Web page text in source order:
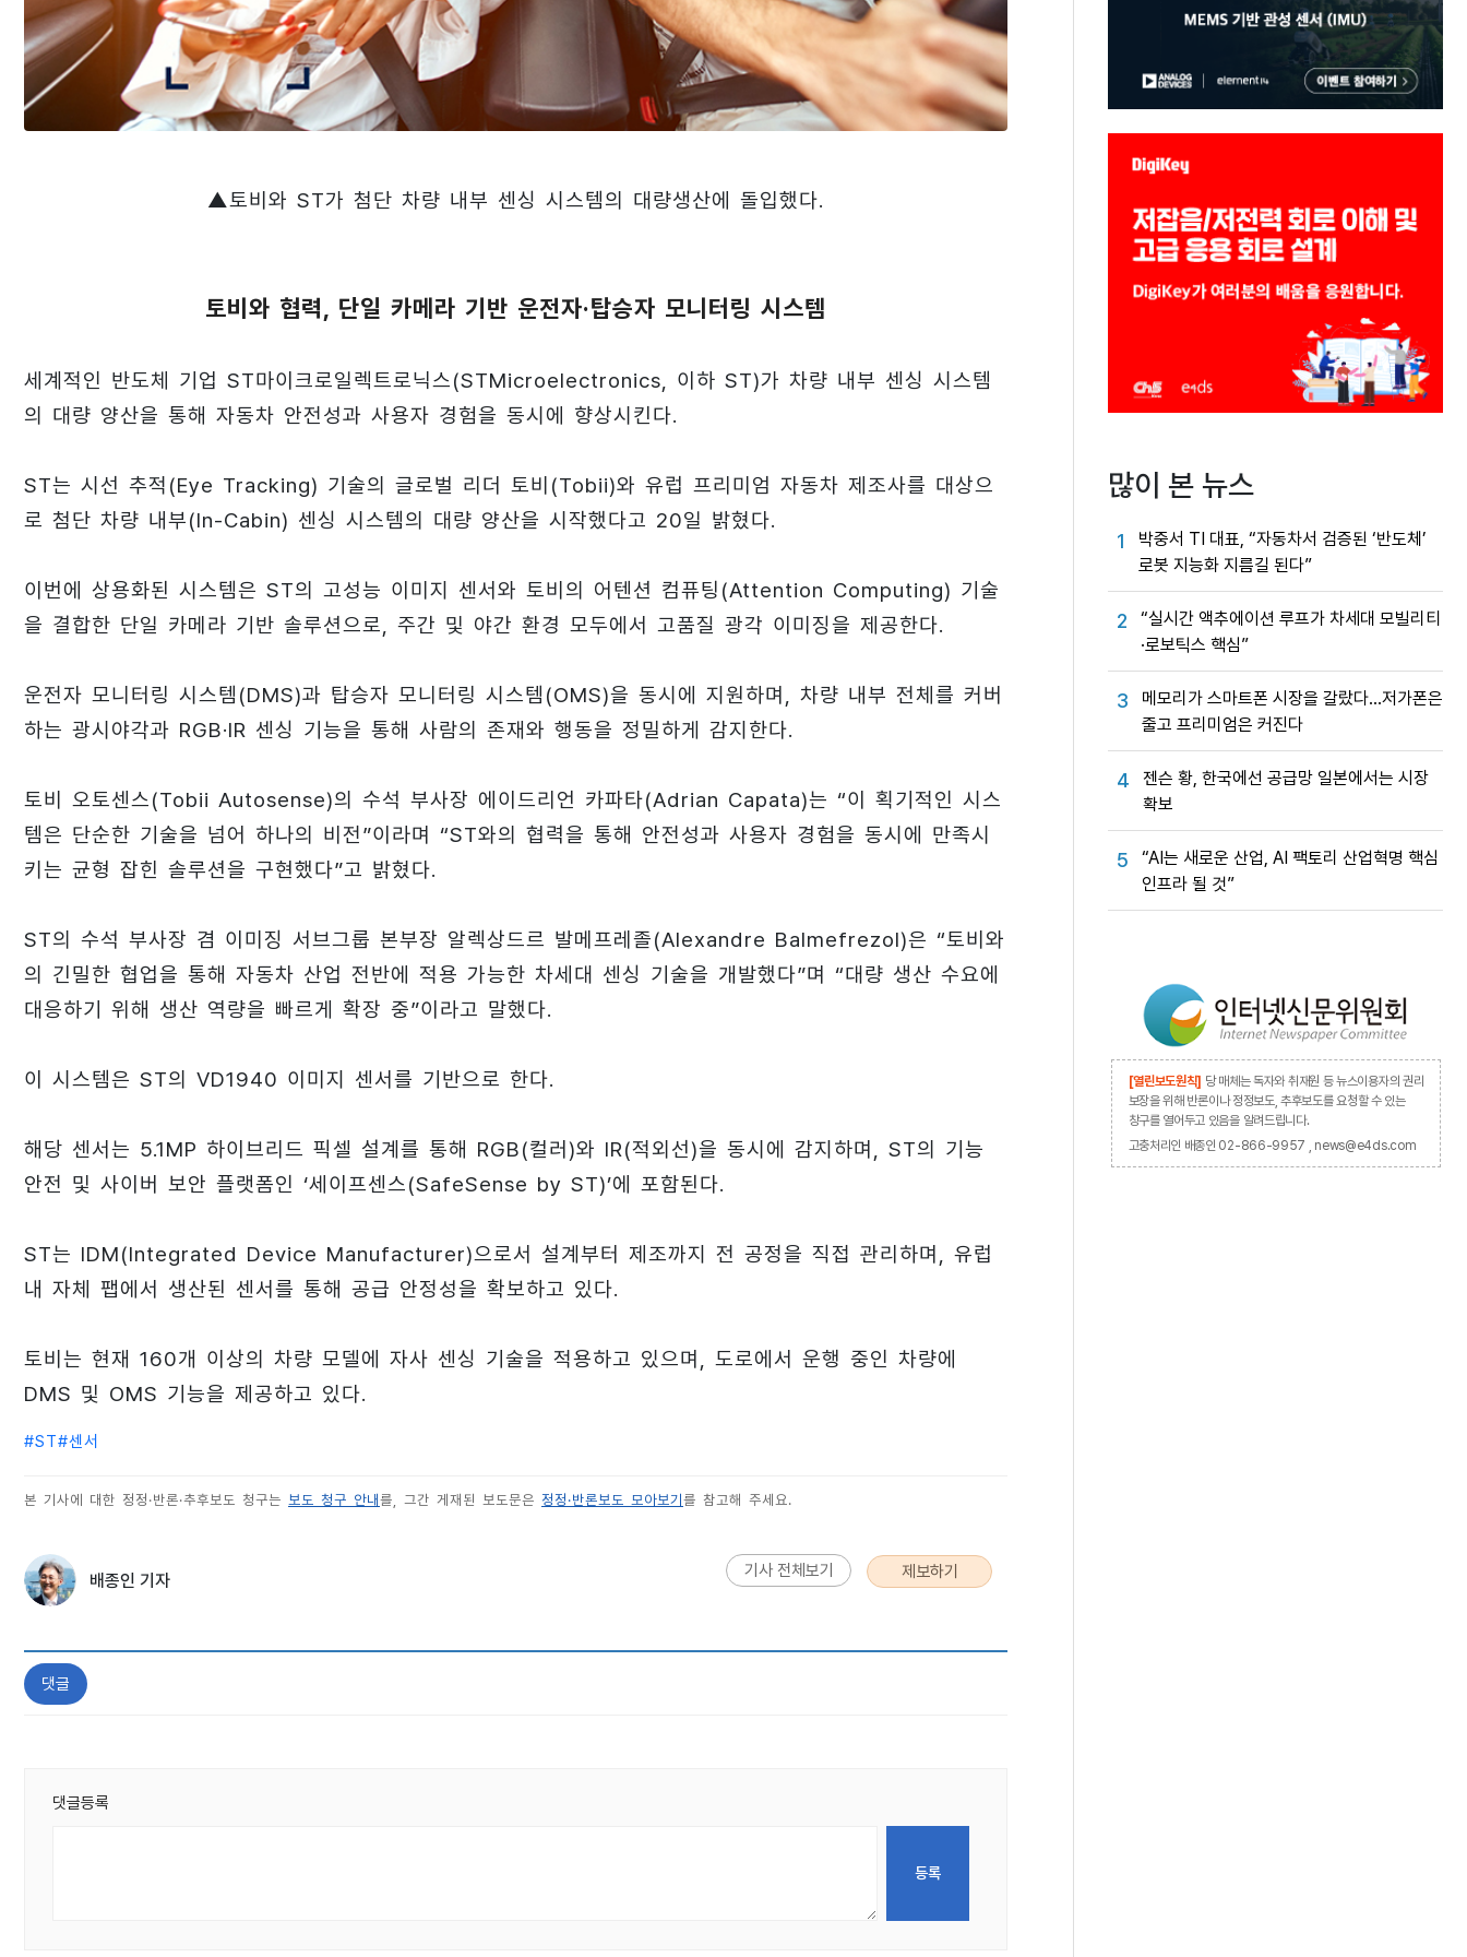
▲토비와 ST가 첨단 차량 내부 센싱 시스템의 대량생산에 돌입했다.
토비와 협력, 단일 카메라 기반 운전자·탑승자 모니터링 시스템
세계적인 반도체 기업 ST마이크로일렉트로닉스(STMicroelectronics, 이하 ST)가 차량 내부 센싱 시스템
의 대량 양산을 통해 자동차 안전성과 사용자 경험을 동시에 향상시킨다.
ST는 시선 추적(Eye Tracking) 기술의 글로벌 리더 토비(Tobii)와 유럽 프리미엄 자동차 제조사를 대상으
로 첨단 차량 내부(In-Cabin) 센싱 시스템의 대량 양산을 시작했다고 20일 밝혔다.
이번에 상용화된 시스템은 ST의 고성능 이미지 센서와 토비의 어텐션 컴퓨팅(Attention Computing) 기술
을 결합한 단일 카메라 기반 솔루션으로, 주간 및 야간 환경 모두에서 고품질 광각 이미징을 제공한다.
운전자 모니터링 시스템(DMS)과 탑승자 모니터링 시스템(OMS)을 동시에 지원하며, 차량 내부 전체를 커버
하는 광시야각과 RGB·IR 센싱 기능을 통해 사람의 존재와 행동을 정밀하게 감지한다.
토비 오토센스(Tobii Autosense)의 수석 부사장 에이드리언 카파타(Adrian Capata)는 “이 획기적인 시스
템은 단순한 기술을 넘어 하나의 비전”이라며 “ST와의 협력을 통해 안전성과 사용자 경험을 동시에 만족시
키는 균형 잡힌 솔루션을 구현했다”고 밝혔다.
ST의 수석 부사장 겸 이미징 서브그룹 본부장 알렉상드르 발메프레졸(Alexandre Balmefrezol)은 “토비와
의 긴밀한 협업을 통해 자동차 산업 전반에 적용 가능한 차세대 센싱 기술을 개발했다”며 “대량 생산 수요에
대응하기 위해 생산 역량을 빠르게 확장 중”이라고 말했다.
이 시스템은 ST의 VD1940 이미지 센서를 기반으로 한다.
해당 센서는 5.1MP 하이브리드 픽셀 설계를 통해 RGB(컬러)와 IR(적외선)을 동시에 감지하며, ST의 기능
안전 및 사이버 보안 플랫폼인 ‘세이프센스(SafeSense by ST)’에 포함된다.
ST는 IDM(Integrated Device Manufacturer)으로서 설계부터 제조까지 전 공정을 직접 관리하며, 유럽
내 자체 팹에서 생산된 센서를 통해 공급 안정성을 확보하고 있다.
토비는 현재 160개 이상의 차량 모델에 자사 센싱 기술을 적용하고 있으며, 도로에서 운행 중인 차량에
DMS 및 OMS 기능을 제공하고 있다.
#ST#센서
본 기사에 대한 정정·반론·추후보도 청구는 보도 청구 안내 를, 그간 게재된 보도문은 정정·반론보도 모아보기 를 참고해 주세요.
배종인 기자 기사 전체보기 제보하기
댓글
댓글등록
많이 본 뉴스
1
박중서 TI 대표, “자동차서 검증된 ‘반도체’
로봇 지능화 지름길 된다”
2
“실시간 액추에이션 루프가 차세대 모빌리티
·로보틱스 핵심”
3
메모리가 스마트폰 시장을 갈랐다…저가폰은
줄고 프리미엄은 커진다
4
젠슨 황, 한국에선 공급망 일본에서는 시장
확보
5
“AI는 새로운 산업, AI 팩토리 산업혁명 핵심
인프라 될 것”
[열린보도원칙] 당 매체는 독자와 취재원 등 뉴스이용자의 권리
보장을 위해 반론이나 정정보도, 추후보도를 요청할 수 있는
창구를 열어두고 있음을 알려드립니다.
고충처리인 배종인 02-866-9957 , news@e4ds.com